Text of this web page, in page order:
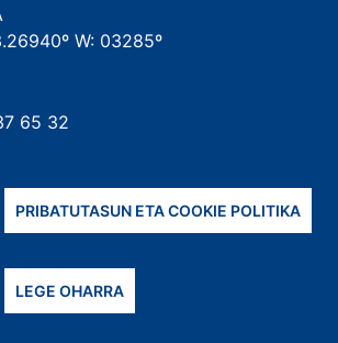
W: 03285º
65 32
PRIBATUTASUN ETA COOKIE POLITIKA
LEGE OHARRA